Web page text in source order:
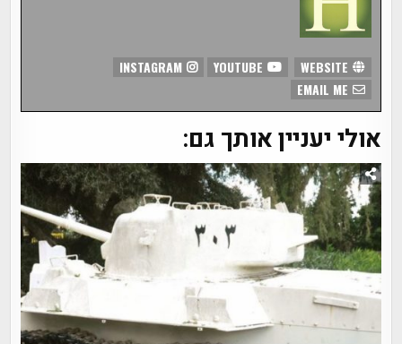
INSTAGRAM
אולי יעניין אותך גם: